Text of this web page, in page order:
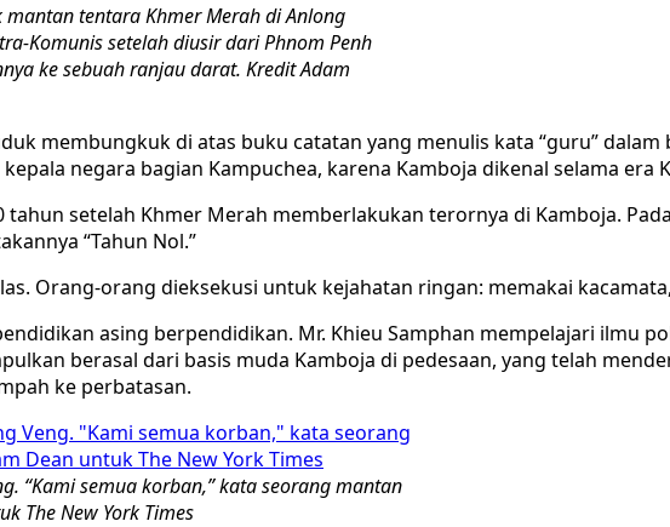
tentara Khmer Merah di Anlong
Komunis setelah diusir dari Phnom Penh
ke sebuah ranjau darat. Kredit Adam
membungkuk di atas buku catatan yang menulis kata “guru”
negara bagian Kampuchea, karena Kamboja dikenal selama era
setelah Khmer Merah memberlakukan terornya di Kamboja.
“Tahun Nol.”
Orang-orang dieksekusi untuk kejahatan ringan: memakai
asing berpendidikan. Mr. Khieu Samphan mempelajari ilmu
berasal dari basis muda Kamboja di pedesaan, yang telah
ke perbatasan.
“Kami semua korban,” kata seorang mantan
The New York Times